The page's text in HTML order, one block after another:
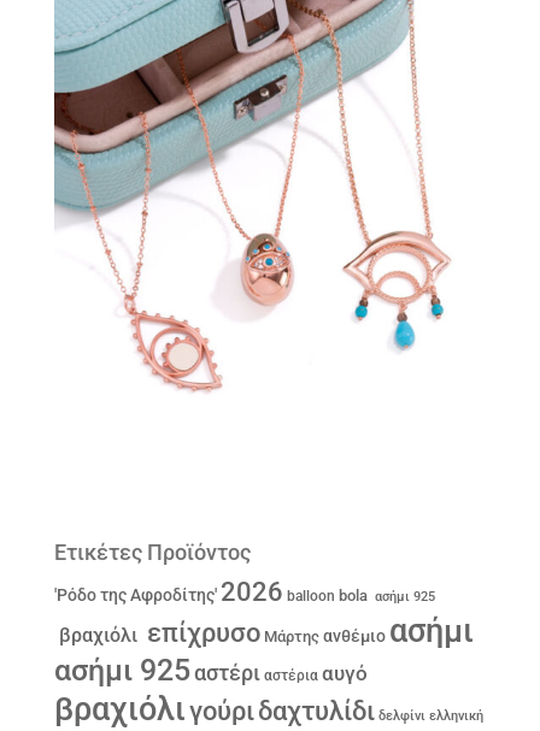
Ετικέτες Προϊόντος
'Ρόδο της Αφροδίτης' 2026 balloon bola ασήμι 925
βραχιόλι επίχρυσο Μάρτης ανθέμιο ασήμι
ασήμι 925αστέρι αστέρια αυγό
βραχιόλιγούριδαχτυλίδι δελφίνι ελληνική